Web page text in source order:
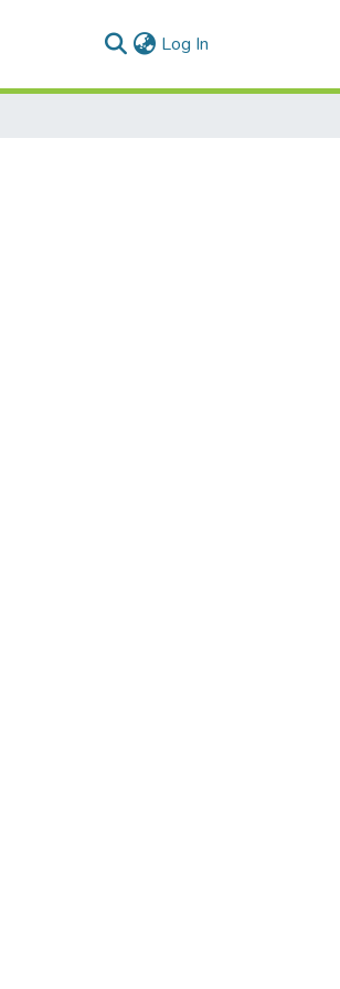
Log In